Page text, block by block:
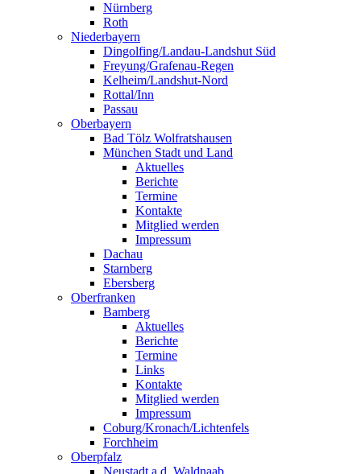
Nürnberg
Roth
Niederbayern
Dingolfing/Landau-Landshut Süd
Freyung/Grafenau-Regen
Kelheim/Landshut-Nord
Rottal/Inn
Passau
Oberbayern
Bad Tölz Wolfratshausen
München Stadt und Land
Aktuelles
Berichte
Termine
Kontakte
Mitglied werden
Impressum
Dachau
Starnberg
Ebersberg
Oberfranken
Bamberg
Aktuelles
Berichte
Termine
Links
Kontakte
Mitglied werden
Impressum
Coburg/Kronach/Lichtenfels
Forchheim
Oberpfalz
Neustadt a.d. Waldnaab